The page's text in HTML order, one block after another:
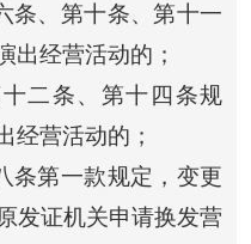
条、第十条、第十一
出经营活动的；
二条、第十四条规
经营活动的；
条第一款规定，变更
发证机关申请换发营